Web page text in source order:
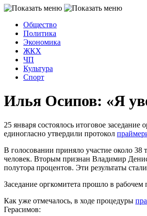
Общество
Политика
Экономика
ЖКХ
ЧП
Культура
Спорт
Илья Осипов: «Я
25 января состоялось итоговое
единогласно утвердили протокол
В голосовании приняло участие около
человек. Вторым признан Владимир
полутора процентов. Эти результаты
Заседание оргкомитета прошло в
Как уже отмечалось, в ходе процедуры
Герасимов: